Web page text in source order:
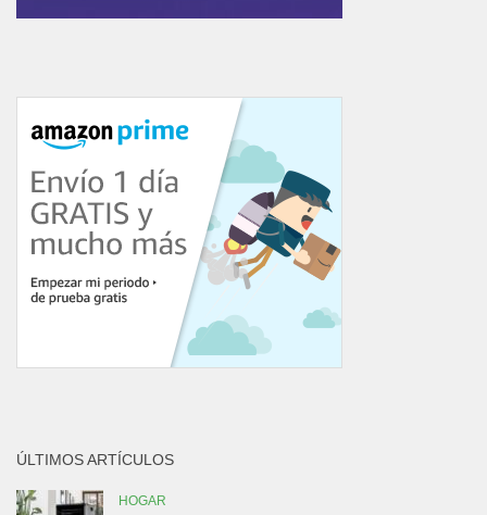
ÚLTIMOS ARTÍCULOS
HOGAR